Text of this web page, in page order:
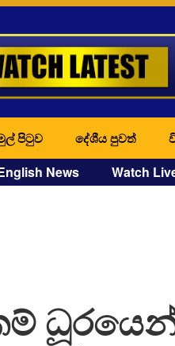
පිටුව දේශීය පුවත්
News Watch